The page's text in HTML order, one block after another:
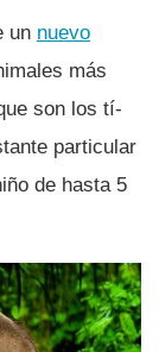
un nuevo
más
son los tí­
particular
de hasta 5